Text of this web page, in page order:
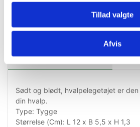
Tillad valgte
Afvis
Information
Sødt og blødt, hvalpelegetøjet er
din hvalp.
Type: Tygge
Størrelse (Cm): L 12 x B 5,5 x H 1,3